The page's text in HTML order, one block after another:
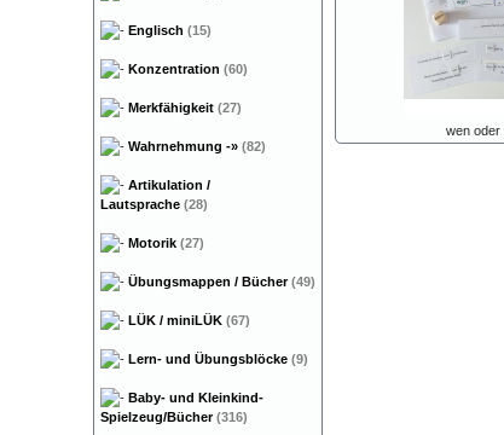
wen oder
Englisch (15)
Konzentration (60)
Merkfähigkeit (27)
Wahrnehmung -» (82)
Artikulation /
Lautsprache (28)
Motorik (27)
Übungsmappen / Bücher(49)
LÜK / miniLÜK (67)
Lern- und Übungsblöcke (9)
Baby- und Kleinkind-
Spielzeug/Bücher(316)